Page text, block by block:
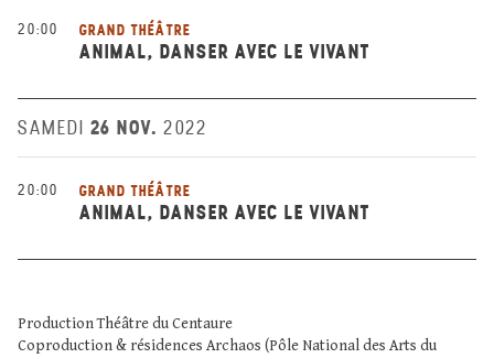
20:00 GRAND THÉÂTRE
ANIMAL, DANSER AVEC LE VIVANT
SAMEDI 26 NOV. 2022
20:00 GRAND THÉÂTRE
ANIMAL, DANSER AVEC LE VIVANT
Production Théâtre du Centaure
Coproduction & résidences Archaos (Pôle National des Arts du